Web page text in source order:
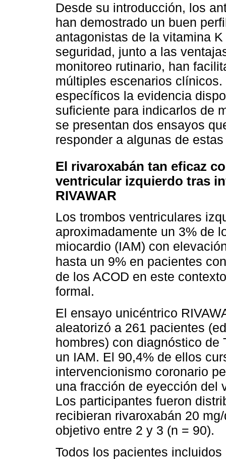
Desde su introducción, los
han demostrado un buen
antagonistas de la vitamina
seguridad, junto a las
monitoreo rutinario, han
múltiples escenarios
específicos la evidencia
suficiente para indicarlos de
se presentan dos ensayos
responder a algunas de
El rivaroxabán tan eficaz
ventricular izquierdo tras
RIVAWAR
Los trombos ventriculares
aproximadamente un 3% de
miocardio (IAM) con
hasta un 9% en pacientes
de los ACOD en este
formal.
El ensayo unicéntrico
aleatorizó a 261 pacientes
hombres) con diagnóstico
un IAM. El 90,4% de ellos
intervencionismo coronario
una fracción de eyección del
Los participantes fueron
recibieran rivaroxabán 20
objetivo entre 2 y 3 (n = 90).
Todos los pacientes